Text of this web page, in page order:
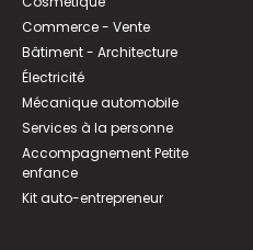
Commerce - Vente
Bâtiment - Architecture
Électricité
Mécanique automobile
Services à la personne
Accompagnement Petite
enfance
Kit auto-entrepreneur